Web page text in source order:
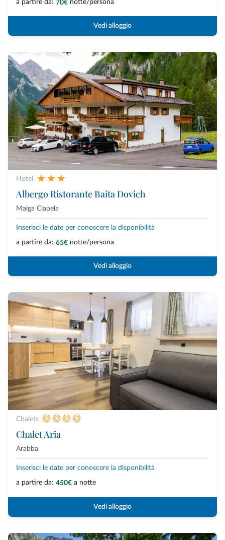
a partire da: 70€ notte/persona
Vedi alloggio
Hotel
Albergo Ristorante Baita Dovich
Malga Ciapela
Inserisci le date per conoscere la disponibilità
a partire da: 65€ notte/persona
Vedi alloggio
Chalets
Chalet Aria
Arabba
Inserisci le date per conoscere la disponibilità
a partire da: 450€ a notte
Vedi alloggio